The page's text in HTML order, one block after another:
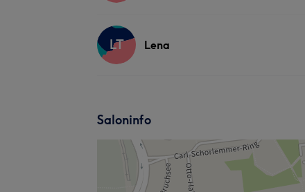
LT Lena
Saloninfo